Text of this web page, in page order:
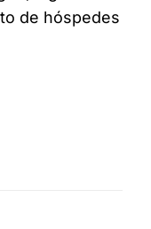
de hóspedes